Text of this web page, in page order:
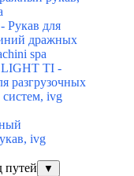
Рукав для
дражных
spa
TI -
разгрузочных
ivg
ivg
путей
▼